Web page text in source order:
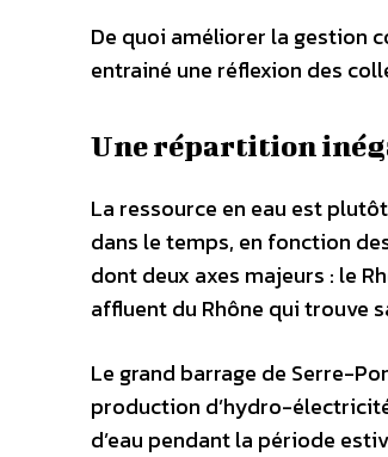
De quoi améliorer la gestion
entrainé une réflexion des
Une répartition
La ressource en eau est
dans le temps, en fonction
dont deux axes majeurs : le
affluent du Rhône qui trouve
Le grand barrage de Serre-
production d’hydro-
d’eau pendant la période